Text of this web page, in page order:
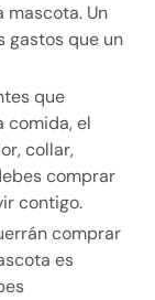
mascota. Un
gastos que un
que
comida, el
collar,
comprar
contigo.
comprar
es